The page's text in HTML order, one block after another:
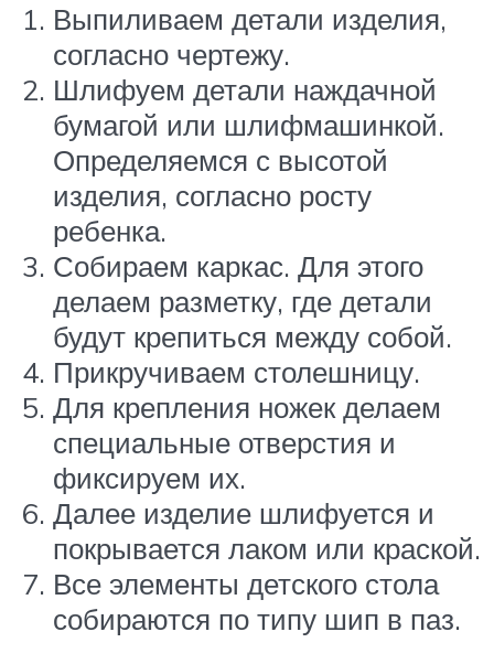
Выпиливаем детали изделия,
согласно чертежу.
Шлифуем детали наждачной
бумагой или шлифмашинкой.
Определяемся с высотой
изделия, согласно росту
ребенка.
Собираем каркас. Для этого
делаем разметку, где детали
будут крепиться между собой.
Прикручиваем столешницу.
Для крепления ножек делаем
специальные отверстия и
фиксируем их.
Далее изделие шлифуется и
покрывается лаком или краской.
Все элементы детского стола
собираются по типу шип в паз.